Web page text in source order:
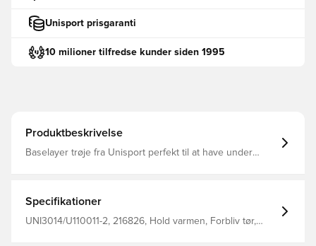
Unisport prisgaranti
10 milioner tilfredse kunder siden 1995
Produktbeskrivelse
Baselayer trøje fra Unisport perfekt til at have under
design for maksimal komfort Fremstillet i 92% polyester
og 8% elastan.
Specifikationer
UNI3014/U110011-2, 216826, Hold varmen, Forbliv tør,